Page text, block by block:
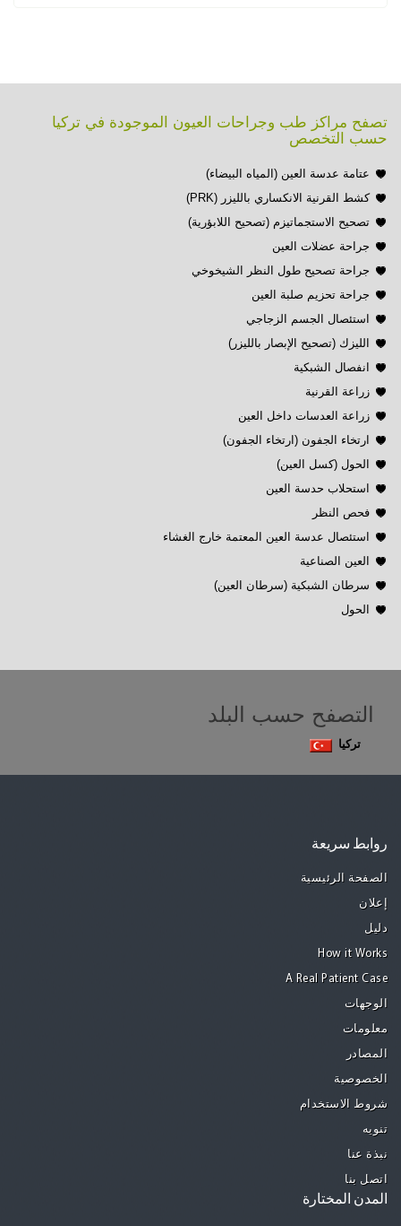
تصفح مراكز طب وجراحات العيون الموجودة في تركيا
حسب التخصص
عتامة عدسة العين (المياه البيضاء)
كشط القرنية الانكساري بالليزر (PRK)
تصحيح الاستجماتيزم (تصحيح اللابؤرية)
جراحة عضلات العين
جراحة تصحيح طول النظر الشيخوخي
جراحة تحزيم صلبة العين
استئصال الجسم الزجاجي
الليزك (تصحيح الإبصار بالليزر)
انفصال الشبكية
زراعة القرنية
زراعة العدسات داخل العين
ارتخاء الجفون (ارتخاء الجفون)
الحول (كسل العين)
استحلاب حدسة العين
فحص النظر
استئصال عدسة العين المعتمة خارج الغشاء
العين الصناعية
سرطان الشبكية (سرطان العين)
الحول
التصفح حسب البلد
تركيا
روابط سريعة
الصفحة الرئيسية
إعلان
دليل
How it Works
A Real Patient Case
الوجهات
معلومات
المصادر
الخصوصية
شروط الاستخدام
تنويه
نبذة عنا
اتصل بنا
المدن المختارة